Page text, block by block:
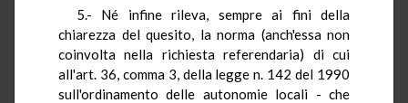
5.- Né infine rileva, sempre ai fini della
chiarezza del quesito, la norma (anch'essa non
coinvolta nella richiesta referendaria) di cui
all'art. 36, comma 3, della legge n. 142 del 1990
sull'ordinamento delle autonomie locali - che